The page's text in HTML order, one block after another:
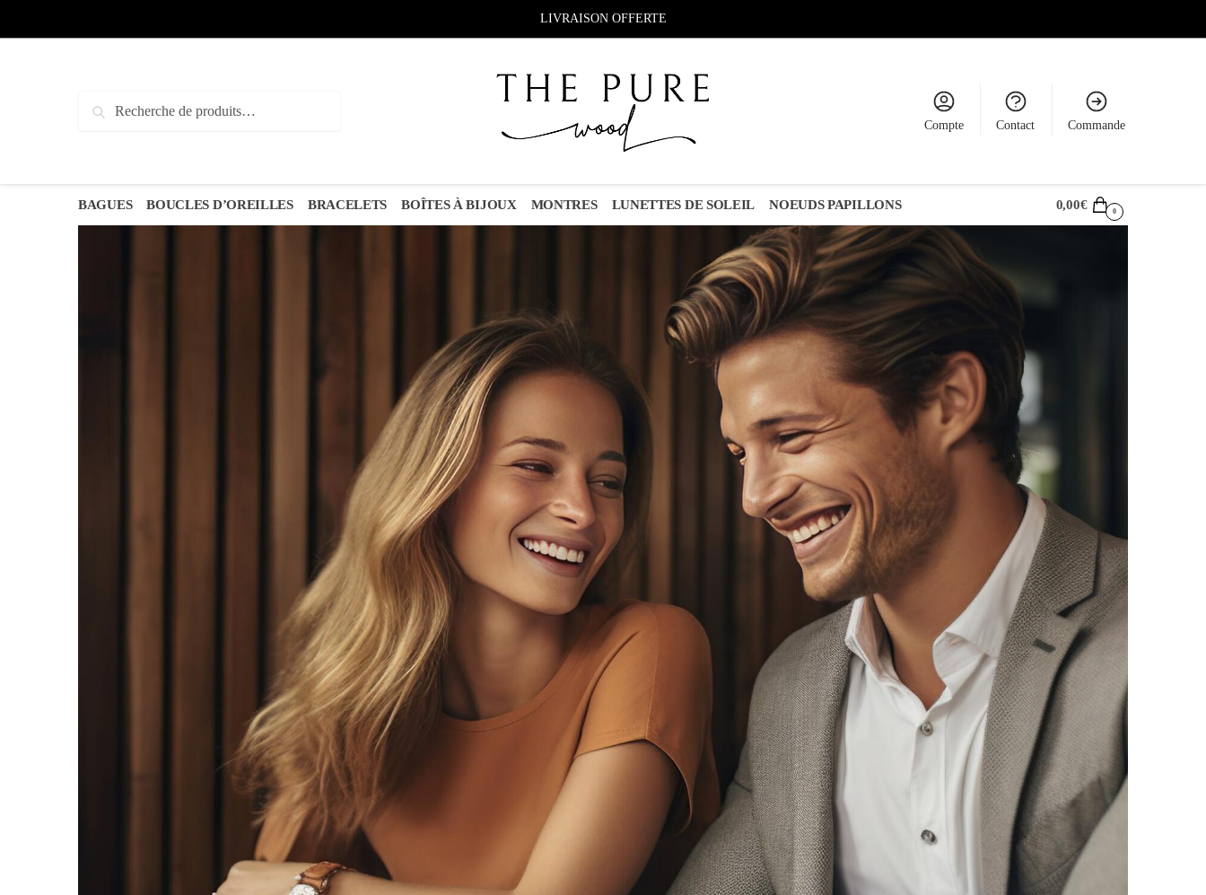
LIVRAISON OFFERTE
Recherche
Compte Contact Commande
BAGUES BOUCLES D’OREILLES BRACELETS BOÎTES À BIJOUX MONTRES LUNETTES DE SOLEIL NOEUDS PAPILLONS 0,00€ 0